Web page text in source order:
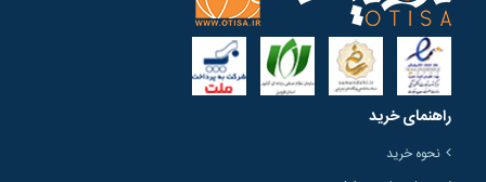
راهنمای خرید
نحوه خرید